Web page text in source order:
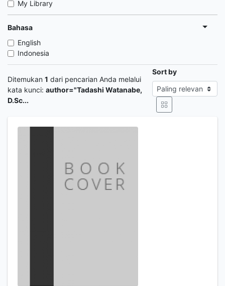
My Library
Bahasa
English
Indonesia
Ditemukan 1 dari pencarian Anda melalui
kata kunci: author="Tadashi Watanabe,
D.Sc...
Sort by